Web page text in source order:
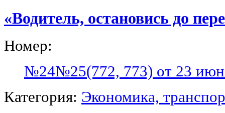
«Водитель, остановись до
Номер:
№24№25(772, 773) от 23
Категория: Экономика,